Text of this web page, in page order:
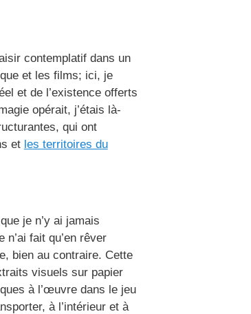
contemplatif dans un
et les films; ici, je
et de l’existence offerts
opérait, j’étais là-
qui ont
et les territoires du
je n’y ai jamais
fait qu’en rêver
bien au contraire. Cette
visuels sur papier
à l’œuvre dans le jeu
à l’intérieur et à